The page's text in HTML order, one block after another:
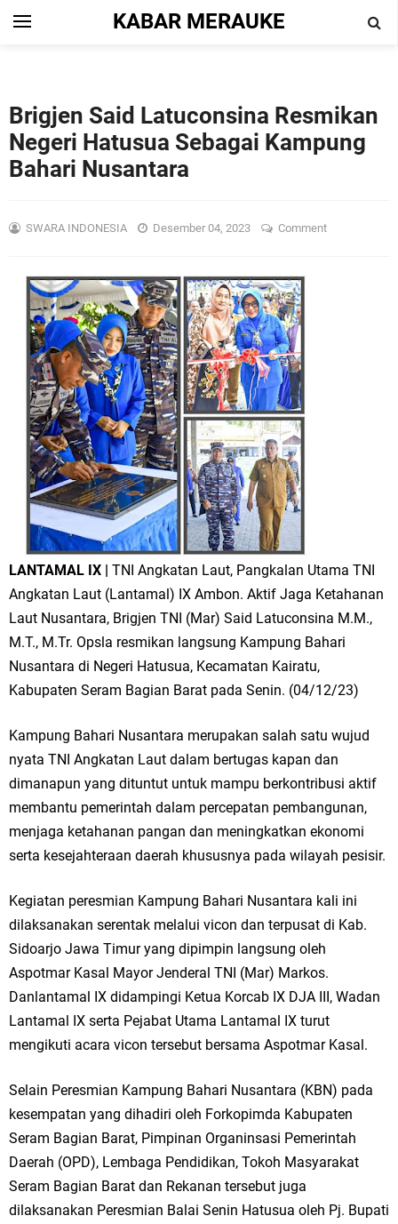
KABAR MERAUKE
Brigjen Said Latuconsina Resmikan
Negeri Hatusua Sebagai Kampung
Bahari Nusantara
SWARA INDONESIA Desember 04, 2023 Comment
LANTAMAL IX | TNI Angkatan Laut, Pangkalan Utama TNI
Angkatan Laut (Lantamal) IX Ambon. Aktif Jaga Ketahanan
Laut Nusantara, Brigjen TNI (Mar) Said Latuconsina M.M.,
M.T., M.Tr. Opsla resmikan langsung Kampung Bahari
Nusantara di Negeri Hatusua, Kecamatan Kairatu,
Kabupaten Seram Bagian Barat pada Senin. (04/12/23)
Kampung Bahari Nusantara merupakan salah satu wujud
nyata TNI Angkatan Laut dalam bertugas kapan dan
dimanapun yang dituntut untuk mampu berkontribusi aktif
membantu pemerintah dalam percepatan pembangunan,
menjaga ketahanan pangan dan meningkatkan ekonomi
serta kesejahteraan daerah khususnya pada wilayah pesisir.
Kegiatan peresmian Kampung Bahari Nusantara kali ini
dilaksanakan serentak melalui vicon dan terpusat di Kab.
Sidoarjo Jawa Timur yang dipimpin langsung oleh
Aspotmar Kasal Mayor Jenderal TNI (Mar) Markos.
Danlantamal IX didampingi Ketua Korcab IX DJA III, Wadan
Lantamal IX serta Pejabat Utama Lantamal IX turut
mengikuti acara vicon tersebut bersama Aspotmar Kasal.
Selain Peresmian Kampung Bahari Nusantara (KBN) pada
kesempatan yang dihadiri oleh Forkopimda Kabupaten
Seram Bagian Barat, Pimpinan Organinsasi Pemerintah
Daerah (OPD), Lembaga Pendidikan, Tokoh Masyarakat
Seram Bagian Barat dan Rekanan tersebut juga
dilaksanakan Peresmian Balai Senin Hatusua oleh Pj. Bupati